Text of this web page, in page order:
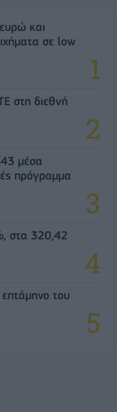
και
σε low
στη διεθνή
μέσα
πρόγραμμα
στα 320,42
του